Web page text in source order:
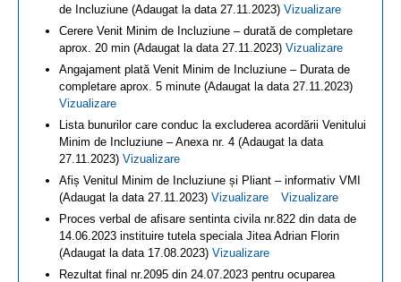
de Incluziune (Adaugat la data 27.11.2023) Vizualizare
Cerere Venit Minim de Incluziune – durată de completare
aprox. 20 min (Adaugat la data 27.11.2023) Vizualizare
Angajament plată Venit Minim de Incluziune – Durata de
completare aprox. 5 minute (Adaugat la data 27.11.2023)
Vizualizare
Lista bunurilor care conduc la excluderea acordării Venitului
Minim de Incluziune – Anexa nr. 4 (Adaugat la data
27.11.2023) Vizualizare
Afiș Venitul Minim de Incluziune și Pliant – informativ VMI
(Adaugat la data 27.11.2023) Vizualizare
Vizualizare
Proces verbal de afisare sentinta civila nr.822 din data de
14.06.2023 instituire tutela speciala Jitea Adrian Florin
(Adaugat la data 17.08.2023) Vizualizare
Rezultat final nr.2095 din 24.07.2023 pentru ocuparea